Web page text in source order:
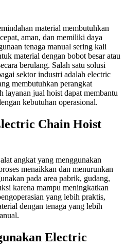
material membutuhkan
aman, dan memiliki daya
tenaga manual sering kali
material dengan bobot besar atau
berulang. Salah satu solusi
sektor industri adalah electric
membutuhkan perangkat
layanan jual hoist dapat membantu
kebutuhan operasional.
Chain Hoist
angkat yang menggunakan
menaikkan dan menurunkan
pada area pabrik, gudang,
karena mampu meningkatkan
yang lebih praktis,
dengan tenaga yang lebih
Electric